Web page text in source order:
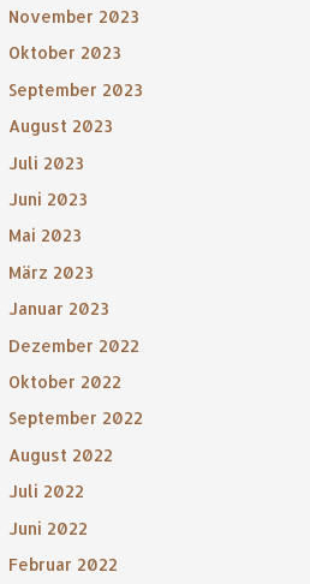
November 2023
Oktober 2023
September 2023
August 2023
Juli 2023
Juni 2023
Mai 2023
März 2023
Januar 2023
Dezember 2022
Oktober 2022
September 2022
August 2022
Juli 2022
Juni 2022
Februar 2022